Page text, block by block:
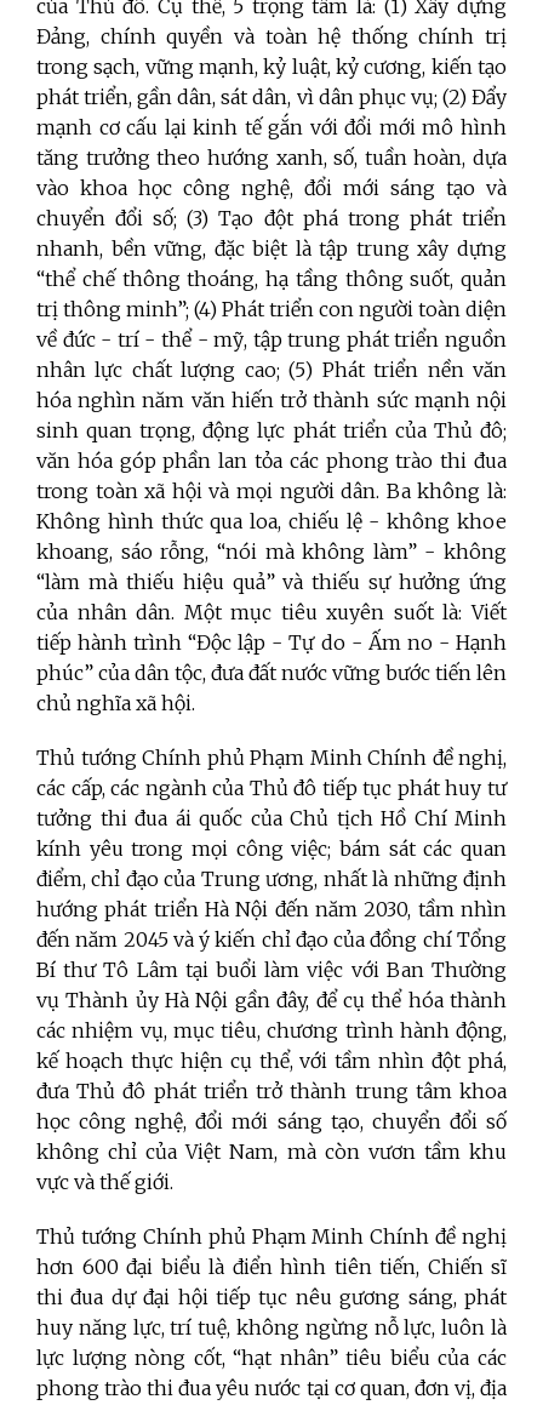
của Thủ đô. Cụ thể, 5 trọng tâm là: (1) Xây dựng
Đảng, chính quyền và toàn hệ thống chính trị
trong sạch, vững mạnh, kỷ luật, kỷ cương, kiến tạo
phát triển, gần dân, sát dân, vì dân phục vụ; (2) Đẩy
mạnh cơ cấu lại kinh tế gắn với đổi mới mô hình
tăng trưởng theo hướng xanh, số, tuần hoàn, dựa
vào khoa học công nghệ, đổi mới sáng tạo và
chuyển đổi số; (3) Tạo đột phá trong phát triển
nhanh, bền vững, đặc biệt là tập trung xây dựng
“thể chế thông thoáng, hạ tầng thông suốt, quản
trị thông minh”; (4) Phát triển con người toàn diện
về đức - trí - thể - mỹ, tập trung phát triển nguồn
nhân lực chất lượng cao; (5) Phát triển nền văn
hóa nghìn năm văn hiến trở thành sức mạnh nội
sinh quan trọng, động lực phát triển của Thủ đô;
văn hóa góp phần lan tỏa các phong trào thi đua
trong toàn xã hội và mọi người dân. Ba không là:
Không hình thức qua loa, chiếu lệ - không khoe
khoang, sáo rỗng, “nói mà không làm” - không
“làm mà thiếu hiệu quả” và thiếu sự hưởng ứng
của nhân dân. Một mục tiêu xuyên suốt là: Viết
tiếp hành trình “Độc lập - Tự do - Ấm no - Hạnh
phúc” của dân tộc, đưa đất nước vững bước tiến lên
chủ nghĩa xã hội.
Thủ tướng Chính phủ Phạm Minh Chính đề nghị,
các cấp, các ngành của Thủ đô tiếp tục phát huy tư
tưởng thi đua ái quốc của Chủ tịch Hồ Chí Minh
kính yêu trong mọi công việc; bám sát các quan
điểm, chỉ đạo của Trung ương, nhất là những định
hướng phát triển Hà Nội đến năm 2030, tầm nhìn
đến năm 2045 và ý kiến chỉ đạo của đồng chí Tổng
Bí thư Tô Lâm tại buổi làm việc với Ban Thường
vụ Thành ủy Hà Nội gần đây, để cụ thể hóa thành
các nhiệm vụ, mục tiêu, chương trình hành động,
kế hoạch thực hiện cụ thể, với tầm nhìn đột phá,
đưa Thủ đô phát triển trở thành trung tâm khoa
học công nghệ, đổi mới sáng tạo, chuyển đổi số
không chỉ của Việt Nam, mà còn vươn tầm khu
vực và thế giới.
Thủ tướng Chính phủ Phạm Minh Chính đề nghị
hơn 600 đại biểu là điển hình tiên tiến, Chiến sĩ
thi đua dự đại hội tiếp tục nêu gương sáng, phát
huy năng lực, trí tuệ, không ngừng nỗ lực, luôn là
lực lượng nòng cốt, “hạt nhân” tiêu biểu của các
phong trào thi đua yêu nước tại cơ quan, đơn vị, địa